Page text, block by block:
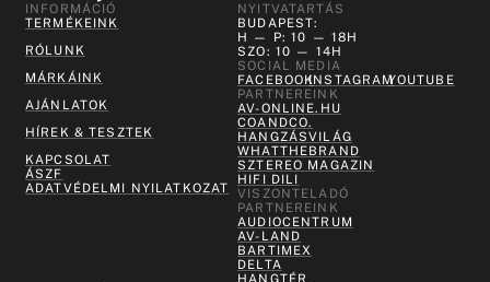
INFORMÁCIÓ
TERMÉKEINK
RÓLUNK
MÁRKÁINK
AJÁNLATOK
HÍREK & TESZTEK
KAPCSOLAT
ÁSZF
ADATVÉDELMI NYILATKOZAT
NYITVATARTÁS
BUDAPEST:
H — P: 10 — 18H
SZO: 10 — 14H
SOCIAL MEDIA
FACEBOOKINSTAGRAMYOUTUBE
PARTNEREINK
AV-ONLINE.HU
COANDCO.
HANGZÁSVILÁG
WHATTHEBRAND
SZTEREO MAGAZIN
HIFI DILI
VISZONTELADÓ
PARTNEREINK
AUDIOCENTRUM
AV-LAND
BARTIMEX
DELTA
HANGTÉR